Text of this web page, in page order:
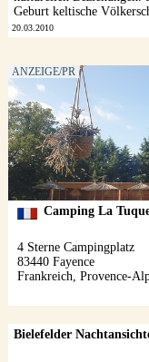
Geburt keltische
20.03.2010
Bielefelder